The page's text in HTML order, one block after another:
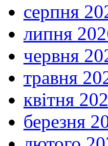
серпня
липня
червня
травня
квітня
березня